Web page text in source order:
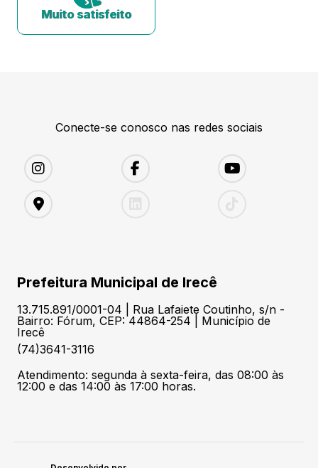
Muito satisfeito
Conecte-se conosco nas redes sociais
Prefeitura Municipal de Irecê
13.715.891/0001-04 | Rua Lafaiete Coutinho, s/n -
Bairro: Fórum, CEP: 44864-254 | Município de
Irecê
(74)3641-3116
Atendimento: segunda à sexta-feira, das 08:00 às
12:00 e das 14:00 às 17:00 horas.